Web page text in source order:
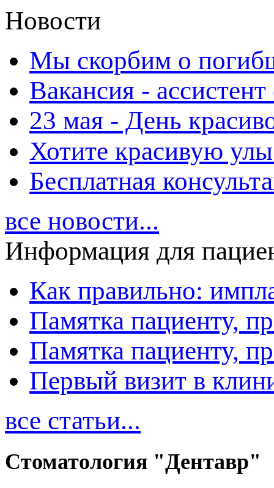
Новости
Мы скорбим о
Вакансия - ассистент
23 мая - День
Хотите красивую
Бесплатная
все новости...
Информация для
Как правильно:
Памятка пациенту,
Памятка пациенту,
Первый визит в
все статьи...
Стоматология "Дентавр"